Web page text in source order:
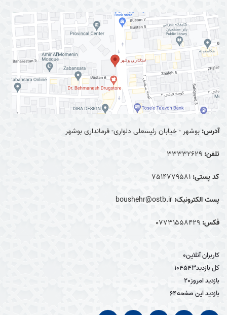
آدرس: بوشهر - خیابان رئیسعلی دلواری- فرمانداری بوشهر
تلفن: 33332629
کد پستی: 7514779581
پست الکترونیک: boushehr@ostb.ir
فکس: 0۷۷۳۱۵۵۸۴۲۹
کاربران آنلاین0
کل بازدید104543
بازدید امروز20
بازدید این صفحه64